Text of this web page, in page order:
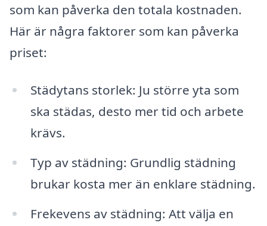
som kan påverka den totala kostnaden.
Här är några faktorer som kan påverka
priset:
Städytans storlek: Ju större yta som
ska städas, desto mer tid och arbete
krävs.
Typ av städning: Grundlig städning
brukar kosta mer än enklare städning.
Frekevens av städning: Att välja en